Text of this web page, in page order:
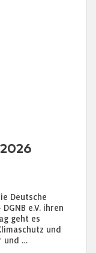
Deutsche
e.V. ihren
geht es
und
und …